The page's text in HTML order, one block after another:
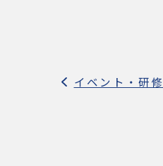
イベント・研